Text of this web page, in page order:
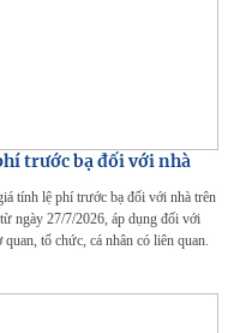
trước bạ đối với nhà
tính lệ phí trước bạ đối với nhà trên
ngày 27/7/2026, áp dụng đối với
tổ chức, cá nhân có liên quan.